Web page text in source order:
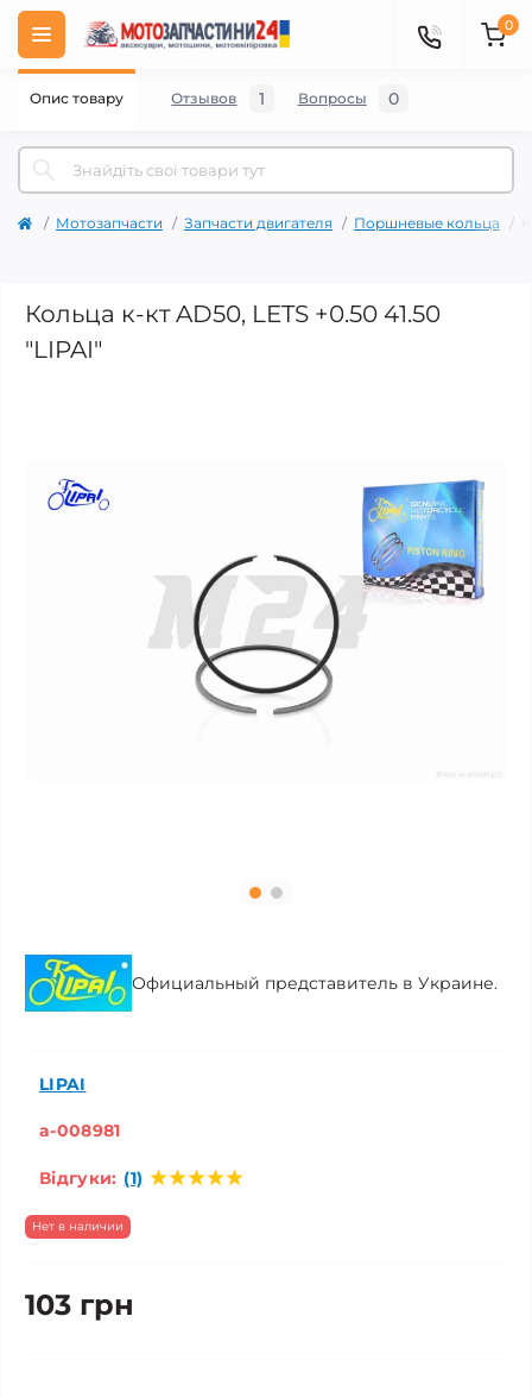
0
Мотозапчасти Запчасти двигателя Поршневые кольца
Кольца к-кт AD50, LETS +0.50 41.50
"LIPAI"
Официальный представитель в Украине.
LIPAI
a-008981
Відгуки: (1)
Нет в наличии
103 грн
Опис товару Отзывов 1 Вопросы 0